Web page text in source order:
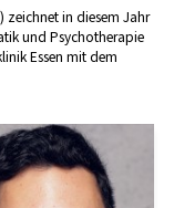
zeichnet in diesem Jahr
und Psychotherapie
Essen mit dem